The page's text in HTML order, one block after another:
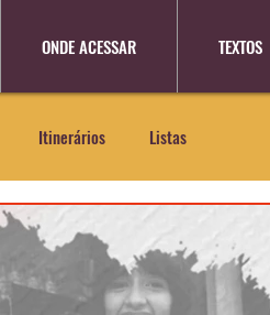
ONDE ACESSAR TEXTOS
Itinerários Listas